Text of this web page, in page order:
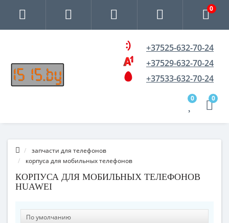
0
+37525-632-70-24
+37529-632-70-24
+37533-632-70-24
0 0
запчасти для телефонов
корпуса для мобильных телефонов
КОРПУСА ДЛЯ МОБИЛЬНЫХ ТЕЛЕФОНОВ
HUAWEI